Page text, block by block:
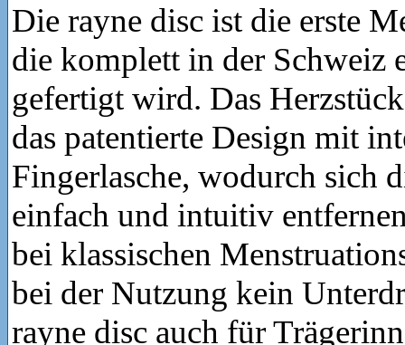
Die rayne disc ist die erste
die komplett in der Schweiz
gefertigt wird. Das
das patentierte Design mit
Fingerlasche, wodurch sich
einfach und intuitiv
bei klassischen
bei der Nutzung kein
rayne disc auch für